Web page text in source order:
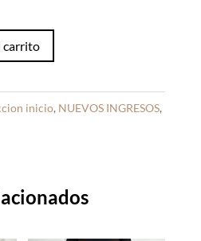
carrito
inicio, NUEVOS INGRESOS,